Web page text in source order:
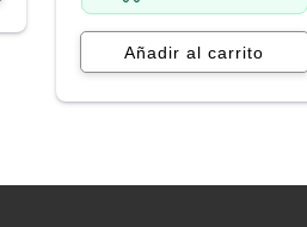
Añadir al carrito